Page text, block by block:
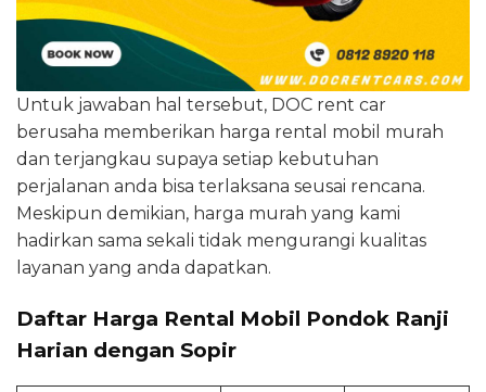
Untuk jawaban hal tersebut, DOC rent car
berusaha memberikan harga rental mobil murah
dan terjangkau supaya setiap kebutuhan
perjalanan anda bisa terlaksana seusai rencana.
Meskipun demikian, harga murah yang kami
hadirkan sama sekali tidak mengurangi kualitas
layanan yang anda dapatkan.
Daftar Harga Rental Mobil Pondok Ranji
Harian dengan Sopir